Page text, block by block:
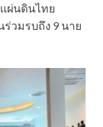
ผ่นดินไทย
วมรบถึง 9 นาย